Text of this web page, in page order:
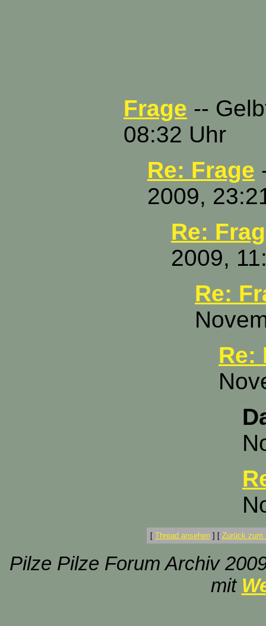
Frage --
08:32 Uhr
Re: Frage
2009,
Re:
2009,
Re:
Re:
[ Thread ansehen ] [ Zurück zum
Pilze Pilze Forum Archiv
mit